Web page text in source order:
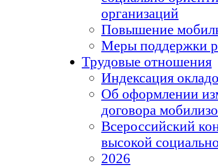
организаций
Повышение
Меры поддержки
Трудовые отношения
Индексация
Об оформлении
договора
Всероссийский
высокой
2026